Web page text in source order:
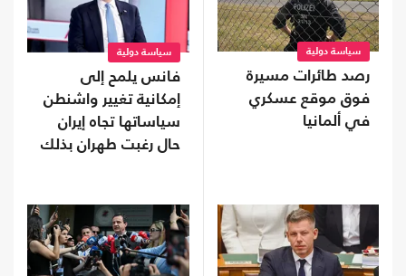
سياسة دولية
رصد طائرات مسيرة
فوق موقع عسكري
في ألمانيا
سياسة دولية
فانس يلمح إلى
إمكانية تغيير واشنطن
سياساتها تجاه إيران
حال رغبت طهران بذلك